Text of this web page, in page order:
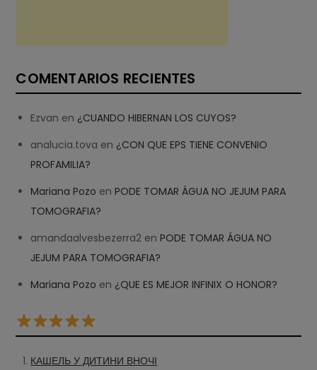
COMENTARIOS RECIENTES
Ezvan en ¿CUANDO HIBERNAN LOS CUYOS?
analucia.tova en ¿CON QUE EPS TIENE CONVENIO
PROFAMILIA?
Mariana Pozo enPODE TOMAR ÁGUA NO JEJUM PARA
TOMOGRAFIA?
amandaalvesbezerra2 enPODE TOMAR ÁGUA NO
JEJUM PARA TOMOGRAFIA?
Mariana Pozo en ¿QUE ES MEJOR INFINIX O HONOR?
КАШЕЛЬ У ДИТИНИ ВНОЧІ